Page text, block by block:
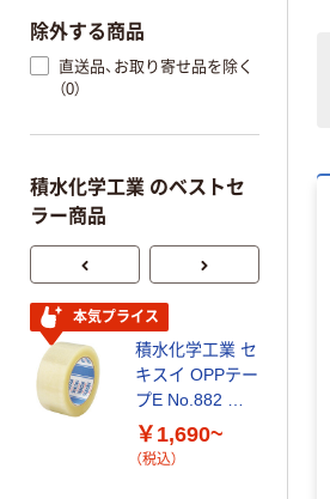
除外する商品
直送品、お取り寄せ品を除く
（0）
積水化学工業 のベストセ
ラー商品
本気プライス
積水化学工業 セ
キスイ OPPテー
プE No.882 幅
48mm×長さ
100m
￥1,690~
（税込）